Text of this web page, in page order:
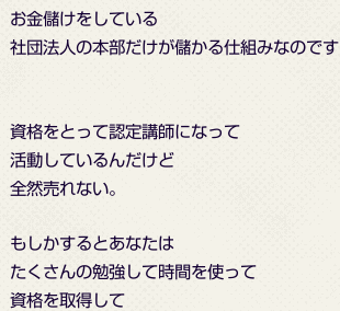
お金儲けをしている
社団法人の本部だけが儲かる仕組みなのです
資格をとって認定講師になって
活動しているんだけど
全然売れない。
もしかするとあなたは
たくさんの勉強して時間を使って
資格を取得して